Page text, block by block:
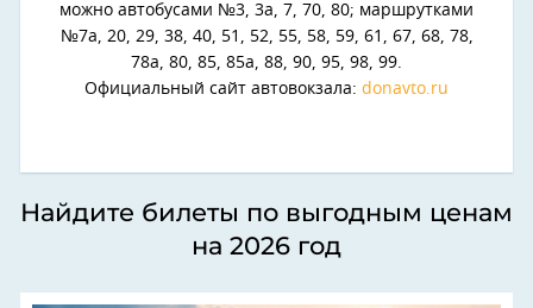
можно автобусами №3, 3а, 7, 70, 80; маршрутками
№7а, 20, 29, 38, 40, 51, 52, 55, 58, 59, 61, 67, 68, 78,
78а, 80, 85, 85а, 88, 90, 95, 98, 99.
Официальный сайт автовокзала: donavto.ru
Найдите билеты по выгодным ценам
на 2026 год